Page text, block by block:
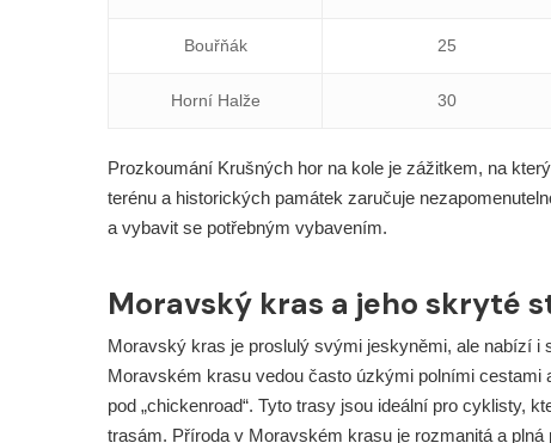
Bouřňák 25
Horní Halže 30
Prozkoumání Krušných hor na kole je zážitkem, na
terénu a historických památek zaručuje
a vybavit se potřebným vybavením.
Moravský kras a jeho skryté
Moravský kras je proslulý svými jeskyněmi, ale nabízí
Moravském krasu vedou často úzkými polními
pod „chickenroad“. Tyto trasy jsou ideální pro cyklisty,
trasám. Příroda v Moravském krasu je rozmanitá a